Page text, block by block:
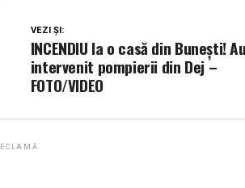
VEZI ȘI:
INCENDIU la o casă din Bunești! Au
intervenit pompierii din Dej –
FOTO/VIDEO